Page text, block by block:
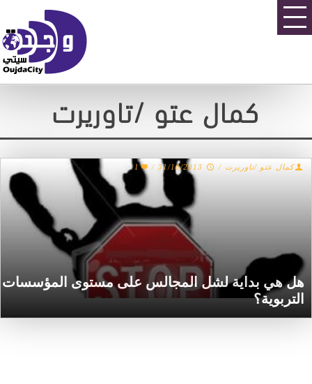
كمال عتو /تاوريرت
هل هي بداية لشل المجالس على مستوى المؤسسات
التربوية؟
كمال عتو /تاوريرت /
31/10/2013
/
1